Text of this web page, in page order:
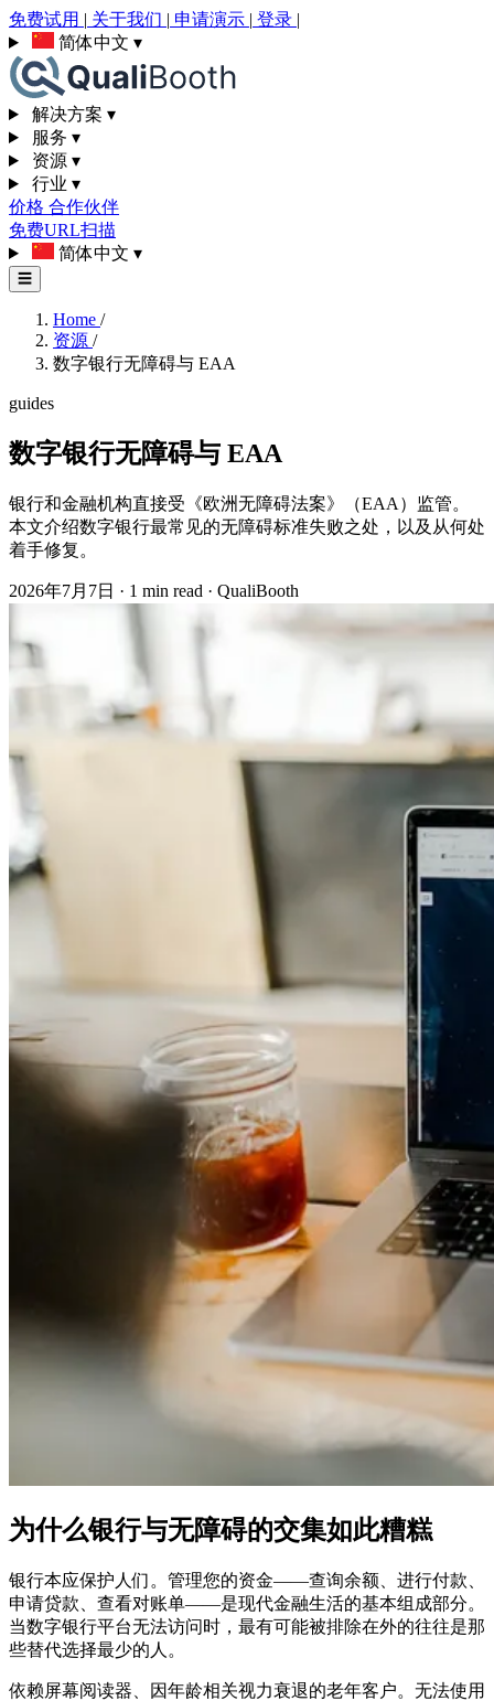
免费试用 | 关于我们 | 申请演示 | 登录 |
简体中文 ▾
解决方案 ▾
服务 ▾
资源 ▾
行业 ▾
价格 合作伙伴
免费URL扫描
简体中文 ▾
☰
Home /
资源 /
数字银行无障碍与 EAA
guides
数字银行无障碍与 EAA
银行和金融机构直接受《欧洲无障碍法案》（EAA）监管。
本文介绍数字银行最常见的无障碍标准失败之处，以及从何处
着手修复。
2026年7月7日 · 1 min read · QualiBooth
为什么银行与无障碍的交集如此糟糕
银行本应保护人们。管理您的资金——查询余额、进行付款、
申请贷款、查看对账单——是现代金融生活的基本组成部分。
当数字银行平台无法访问时，最有可能被排除在外的往往是那
些替代选择最少的人。
依赖屏幕阅读器、因年龄相关视力衰退的老年客户。无法使用